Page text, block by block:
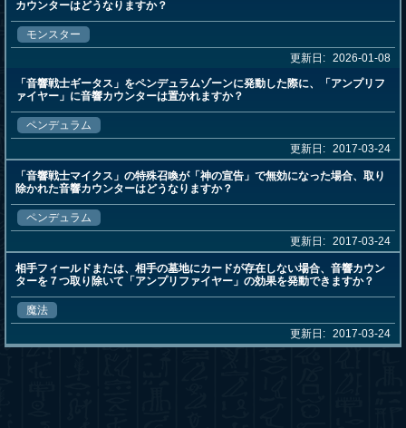
カウンターはどうなりますか？
モンスター
更新日: 2026-01-08
「音響戦士ギータス」をペンデュラムゾーンに発動した際に、「アンプリフ
ァイヤー」に音響カウンターは置かれますか？
ペンデュラム
更新日: 2017-03-24
「音響戦士マイクス」の特殊召喚が「神の宣告」で無効になった場合、取り
除かれた音響カウンターはどうなりますか？
ペンデュラム
更新日: 2017-03-24
相手フィールドまたは、相手の墓地にカードが存在しない場合、音響カウン
ターを７つ取り除いて「アンプリファイヤー」の効果を発動できますか？
魔法
更新日: 2017-03-24